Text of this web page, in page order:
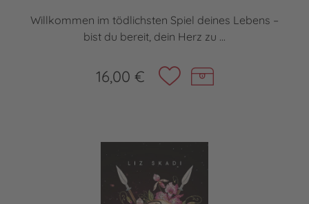
Willkommen im tödlichsten Spiel deines Lebens –
bist du bereit, dein Herz zu ...
16,00 €